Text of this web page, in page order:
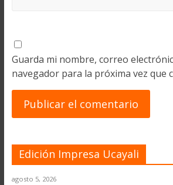
Guarda mi nombre, correo
navegador para la próxima vez que
Edición Impresa Ucayali
agosto 5, 2026